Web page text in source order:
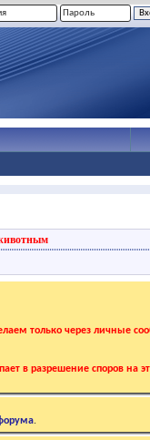
только через личные
в разрешение споров на
.